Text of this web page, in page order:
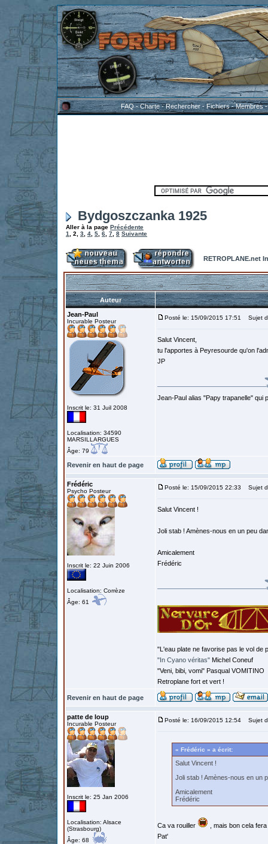
FAQ-Charte-Rechercher-Fichiers-Membres
Bydgoszczanka 1925
Aller à la page Précédente
1
2 3 4 5 6 7 8 Suivante
RETROPLANE.net
Auteur
Jean-Paul
Incurable Posteur
Inscrit le: 31 Juil 2008
Localisation: 34590
MARSILLARGUES
Âge: 79
Posté le: 15/09/2015 17:51 Sujet
Salut Vincent,
tu l'apportes à Peyresourde qu'on
JP
Jean-Paul alias "Papy trapanelle" qui
Revenir en haut de page
Frédéric
Psycho Posteur
Inscrit le: 22 Juin 2006
Localisation: Corrèze
Âge: 61
Posté le: 15/09/2015 22:33 Sujet
Salut Vincent !
Joli stab ! Amènes-nous en un peu
Amicalement
Frédéric
"L'eau plate ne favorise pas le vol de
"In Cyano véritas" Michel Coneuf
"Veni, bibi, vomi" Pasqual VOMITINO
Retroplane fort et vert !
Revenir en haut de page
patte de loup
Incurable Posteur
Inscrit le: 25 Jan 2006
Localisation: Alsace
(Strasbourg)
Âge: 68
Posté le: 16/09/2015 12:54 Sujet
« Frédéric » a écrit:
Salut Vincent !
Joli stab ! Amènes-nous en un
Amicalement
Frédéric
Ca va rouiller
, mais bon cela
Pat'